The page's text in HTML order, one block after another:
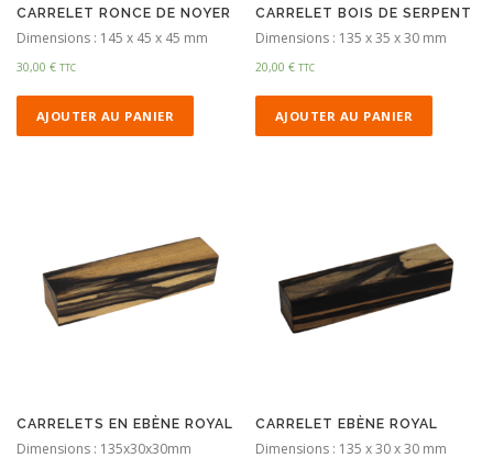
CARRELET RONCE DE NOYER
Dimensions : 145 x 45 x 45 mm
30,00 € TTC
AJOUTER AU PANIER
CARRELET BOIS DE SERPENT
Dimensions : 135 x 35 x 30 mm
20,00€ TTC
AJOUTER AU PANIER
CARRELETS EN EBÈNE ROYAL
Dimensions : 135x30x30mm
CARRELET EBÈNE ROYAL
Dimensions : 135 x 30 x 30 mm